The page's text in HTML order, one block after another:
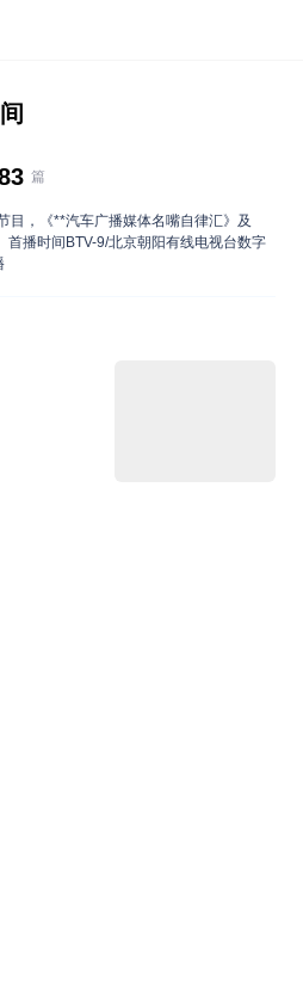
篇
目，《**汽车广播媒体名嘴自律汇》及
首播时间BTV-9/北京朝阳有线电视台数字